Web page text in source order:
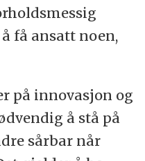
få ansatt noen,
på innovasjon og
å stå på
sårbar når